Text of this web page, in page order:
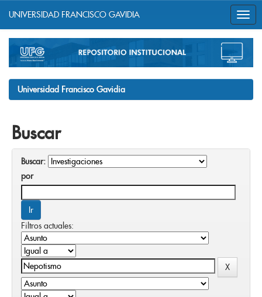
navigation
UNIVERSIDAD FRANCISCO GAVIDIA
Universidad Francisco Gavidia
Buscar
Buscar:
por
Filtros actuales: